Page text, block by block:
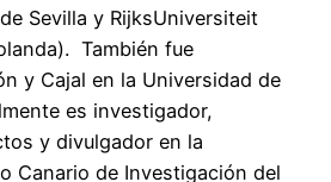
Sevilla y RijksUniversiteit
También fue
y Cajal en la Universidad de
es investigador,
y divulgador en la
Canario de Investigación del